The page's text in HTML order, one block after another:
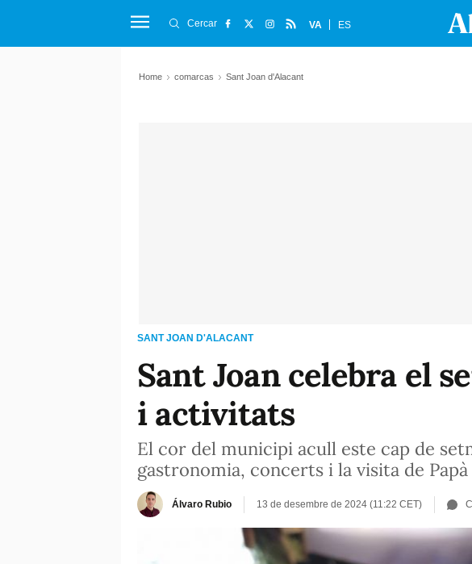
Cercar VA ES
Home comarcas Sant Joan d'Alacant
SANT JOAN D'ALACANT
Sant Joan celebra el
i activitats
El cor del municipi acull este cap de
gastronomia, concerts i la visita de
Álvaro Rubio 13 de desembre de 2024 (11:22 CET)